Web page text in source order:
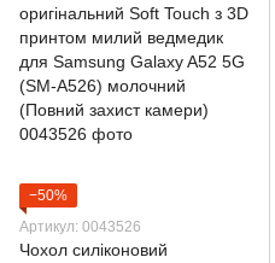
−50%
Артикул: 0043526
Чохол силіконовий